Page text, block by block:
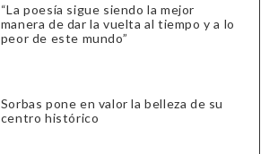
“La poesía sigue siendo la mejor
manera de dar la vuelta al tiempo y a lo
peor de este mundo”
Sorbas pone en valor la belleza de su
centro histórico